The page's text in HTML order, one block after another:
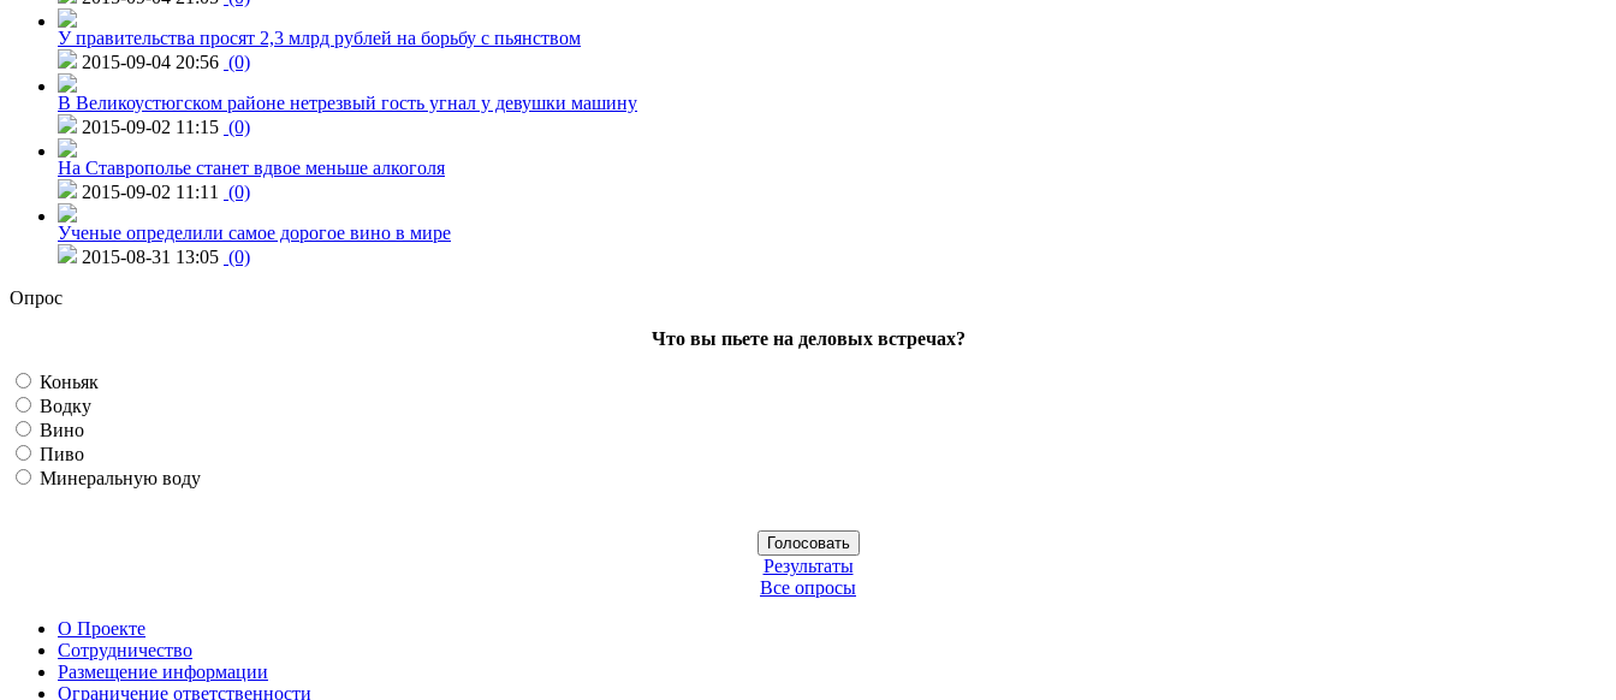
У правительства просят 2,3 млрд рублей на борьбу с пьянством
2015-09-04 20:56 (0)
В Великоустюгском районе нетрезвый гость угнал у девушки машину
2015-09-02 11:15 (0)
На Ставрополье станет вдвое меньше алкоголя
2015-09-02 11:11
(0)
Ученые определили самое дорогое вино в мире
2015-08-31 13:05 (0)
Опрос
Что вы пьете на деловых встречах?
Коньяк
Водку
Вино
Пиво
Минеральную воду
Результаты
Все опросы
О Проекте
Сотрудничество
Размещение информации
Ограничение ответственности